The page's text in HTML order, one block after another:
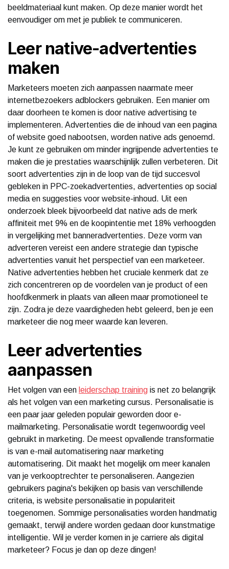
beeldmateriaal kunt maken. Op deze manier wordt het
eenvoudiger om met je publiek te communiceren.
Leer native-advertenties
maken
Marketeers moeten zich aanpassen naarmate meer
internetbezoekers adblockers gebruiken. Een manier om
daar doorheen te komen is door native advertising te
implementeren. Advertenties die de inhoud van een pagina
of website goed nabootsen, worden native ads genoemd.
Je kunt ze gebruiken om minder ingrijpende advertenties te
maken die je prestaties waarschijnlijk zullen verbeteren. Dit
soort advertenties zijn in de loop van de tijd succesvol
gebleken in PPC-zoekadvertenties, advertenties op social
media en suggesties voor website-inhoud. Uit een
onderzoek bleek bijvoorbeeld dat native ads de merk
affiniteit met 9% en de koopintentie met 18% verhoogden
in vergelijking met banneradvertenties. Deze vorm van
adverteren vereist een andere strategie dan typische
advertenties vanuit het perspectief van een marketeer.
Native advertenties hebben het cruciale kenmerk dat ze
zich concentreren op de voordelen van je product of een
hoofdkenmerk in plaats van alleen maar promotioneel te
zijn. Zodra je deze vaardigheden hebt geleerd, ben je een
marketeer die nog meer waarde kan leveren.
Leer advertenties
aanpassen
Het volgen van een leiderschap training is net zo belangrijk
als het volgen van een marketing cursus. Personalisatie is
een paar jaar geleden populair geworden door e-
mailmarketing. Personalisatie wordt tegenwoordig veel
gebruikt in marketing. De meest opvallende transformatie
is van e-mail automatisering naar marketing
automatisering. Dit maakt het mogelijk om meer kanalen
van je verkooptrechter te personaliseren. Aangezien
gebruikers pagina's bekijken op basis van verschillende
criteria, is website personalisatie in populariteit
toegenomen. Sommige personalisaties worden handmatig
gemaakt, terwijl andere worden gedaan door kunstmatige
intelligentie. Wil je verder komen in je carriere als digital
marketeer? Focus je dan op deze dingen!